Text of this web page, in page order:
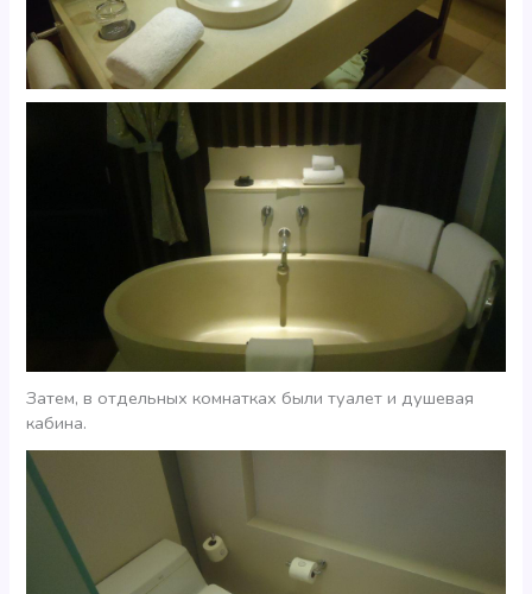
Затем, в отдельных комнатках были туалет и душевая
кабина.